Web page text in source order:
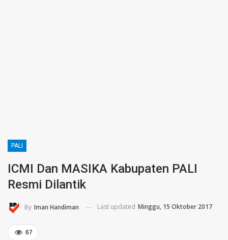
PALI
ICMI Dan MASIKA Kabupaten PALI
Resmi Dilantik
By Iman Handiman Last updated Minggu, 15 Oktober 2017
67